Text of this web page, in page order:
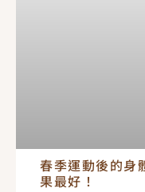
春季運動後的身
果最好！